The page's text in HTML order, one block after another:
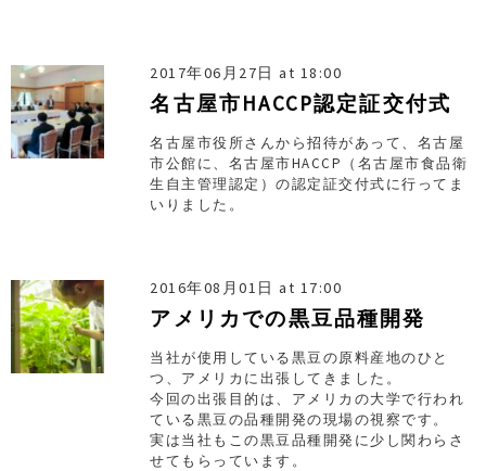
2017年06月27日 at 18:00
名古屋市HACCP認定証交付式
名古屋市役所さんから招待があって、名古屋
市公館に、名古屋市HACCP（名古屋市食品衛
生自主管理認定）の認定証交付式に行ってま
いりました。
2016年08月01日 at 17:00
アメリカでの黒豆品種開発
当社が使用している黒豆の原料産地のひと
つ、アメリカに出張してきました。
今回の出張目的は、アメリカの大学で行われ
ている黒豆の品種開発の現場の視察です。
実は当社もこの黒豆品種開発に少し関わらさ
せてもらっています。